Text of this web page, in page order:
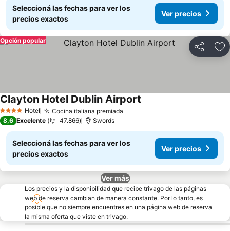
Seleccioná las fechas para ver los
precios exactos
Ver precios
Compartir
Opción popular
4 EstrellasHotel Cocina italiana premiada
Clayton Hotel Dublin Airport
8,6 Excelente 47.866 Swords
Seleccioná las fechas para ver los
precios exactos
Ver precios
Ver más
Los precios y la disponibilidad que recibe trivago de las páginas
web de reserva cambian de manera constante. Por lo tanto, es
posible que no siempre encuentres en una página web de reserva
la misma oferta que viste en trivago.